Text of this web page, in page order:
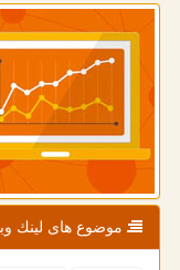
موضوع های لینك